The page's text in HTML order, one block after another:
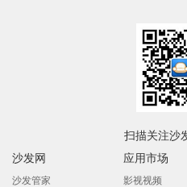
扫描关注沙
沙发网
沙发管家
应用市场
影视视频